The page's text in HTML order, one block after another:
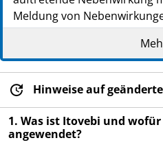
Meldung von
4.
Lesen Sie die gesamte
durch, bevor Sie mit der
Arzneimittels beginnen,
Informationen.
Heben Sie die
möchten Sie diese
Hinweise auf
1. Was ist Itovebi und
angewendet?